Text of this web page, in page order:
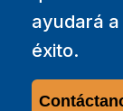
ayudará
éxito.